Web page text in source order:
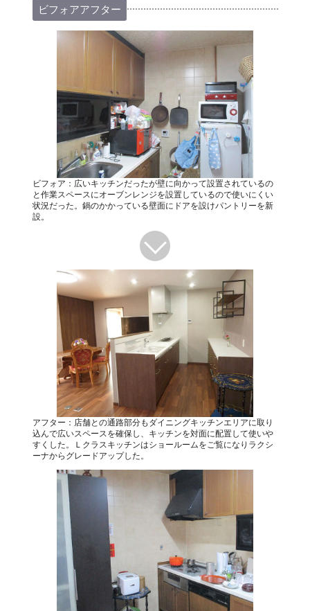
ビフォアアフター
ビフォア：広いキッチンだったが壁に向かって設置されているの
と作業スペースにオーブンレンジを設置しているので使いにくい
状況だった。鍋のかかっている壁面にドアを設けパントリーを新
設。
アフター：店舗との通路部分もダイニングキッチンエリアに取り
込んで広いスペースを確保し、キッチンを対面に配置して使いや
すくした。Ｌクラスキッチンはショールームをご覧になりラクシ
ーナからグレードアップした。